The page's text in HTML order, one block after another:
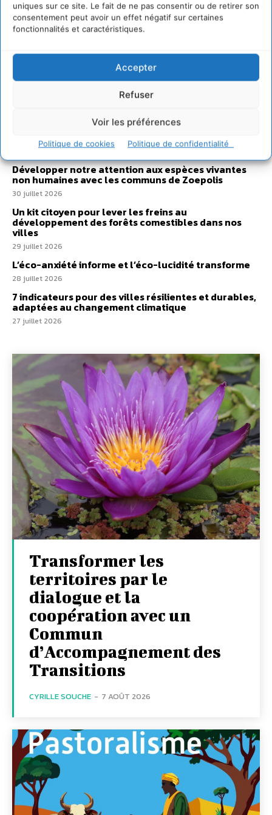
uniques sur ce site. Le fait de ne pas consentir ou de retirer son
consentement peut avoir un effet négatif sur certaines
fonctionnalités et caractéristiques.
Accepter
Refuser
Voir les préférences
Politique de cookies Politique de confidentialité
Sur Cdurable
Comment le sol français a perdu sa mémoire
hydrique et déréglé tout le territoire (2020-2026)
2 août 2026
Développer notre attention aux espèces vivantes
non humaines avec les communs de Zoepolis
30 juillet 2026
Un kit citoyen pour lever les freins au
développement des forêts comestibles dans nos
villes
29 juillet 2026
L’éco-anxiété informe et l’éco-lucidité transforme
28 juillet 2026
7 indicateurs pour des villes résilientes et durables,
adaptées au changement climatique
27 juillet 2026
Transformer les
territoires par le
dialogue et la
coopération avec un
Commun
d’Accompagnement des
Transitions
CYRILLE SOUCHE - 7 AOÛT 2026